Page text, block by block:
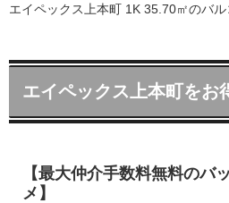
エイペックス上本町 1K 35.70㎡のバル
エイペックス上本町をお
【最大仲介手数料無料のバ
メ】